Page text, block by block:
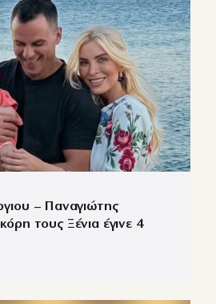
– Παναγιώτης
τους Ξένια έγινε 4